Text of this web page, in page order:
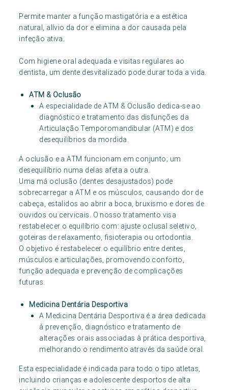
Permite manter a função mastigatória e a estética
natural, alívio da dor e elimina a dor causada pela
infeção ativa.
Com higiene oral adequada e visitas regulares ao
dentista, um dente desvitalizado pode durar toda a vida.
ATM & Oclusão
A especialidade de ATM & Oclusão dedica-se ao
diagnóstico e tratamento das disfunções da
Articulação Temporomandibular (ATM) e dos
desequilíbrios da mordida.
A oclusão e a ATM funcionam em conjunto; um
desequilíbrio numa delas afeta a outra.
Uma má oclusão (dentes desajustados) pode
sobrecarregar a ATM e os músculos, causando dor de
cabeça, estalidos ao abrir a boca, bruxismo e dores de
ouvidos ou cervicais. O nosso tratamento visa
restabelecer o equilíbrio com: ajuste oclusal seletivo,
goteiras de relaxamento, fisioterapia ou ortodontia.
O objetivo é restabelecer o equilíbrio entre dentes,
músculos e articulações, promovendo conforto,
função adequada e prevenção de complicações
futuras.
Medicina Dentária Desportiva
A Medicina Dentária Desportiva é a área dedicada
à prevenção, diagnóstico e tratamento de
alterações orais associadas à prática desportiva,
melhorando o rendimento através da saúde oral.
Esta especialidade é indicada para todo o tipo atletas,
incluindo crianças e adolescente desportos de alta